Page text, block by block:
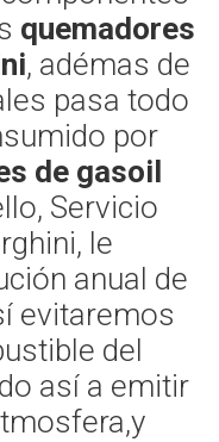
quemadores
, adémas de
pasa todo
por
de gasoil
Servicio
le
anual de
evitaremos
del
así a emitir